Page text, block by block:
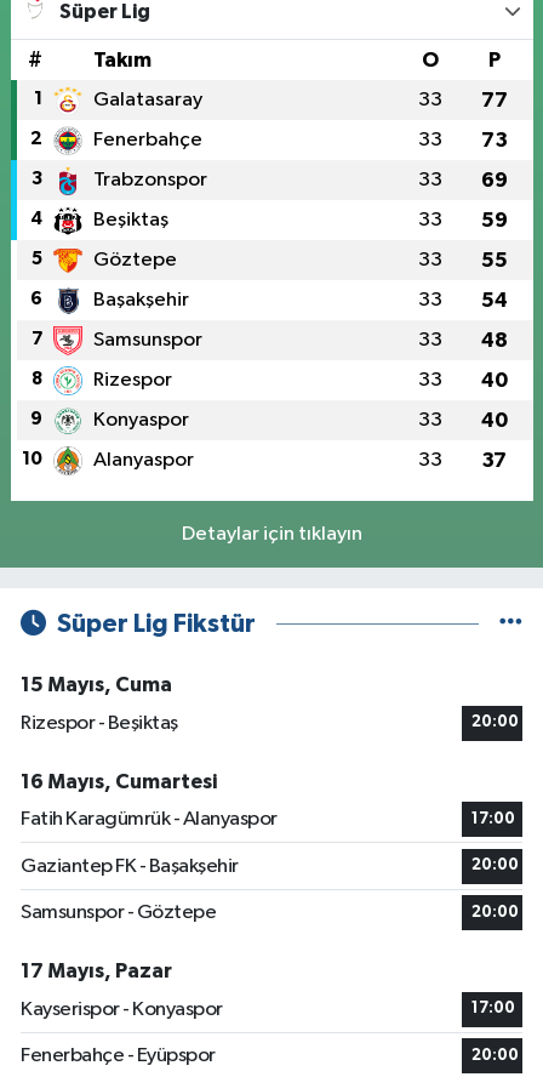
Süper Lig
# Takım O P
1 Galatasaray 33 77
2 Fenerbahçe 33 73
3 Trabzonspor 33 69
4 Beşiktaş 33 59
5 Göztepe 33 55
6 Başakşehir 33 54
7 Samsunspor 33 48
8 Rizespor 33 40
9 Konyaspor 33 40
10 Alanyaspor 33 37
Detaylar için tıklayın
Süper Lig Fikstür
15 Mayıs, Cuma
Rizespor - Beşiktaş
20:00
16 Mayıs, Cumartesi
Fatih Karagümrük - Alanyaspor
17:00
Gaziantep FK - Başakşehir 20:00
Samsunspor - Göztepe 20:00
17 Mayıs, Pazar
Kayserispor - Konyaspor
17:00
Fenerbahçe - Eyüpspor 20:00